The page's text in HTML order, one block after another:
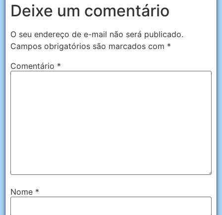
Deixe um comentário
O seu endereço de e-mail não será publicado.
Campos obrigatórios são marcados com *
Comentário *
Nome *